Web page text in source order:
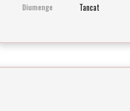
Diumenge Tancat